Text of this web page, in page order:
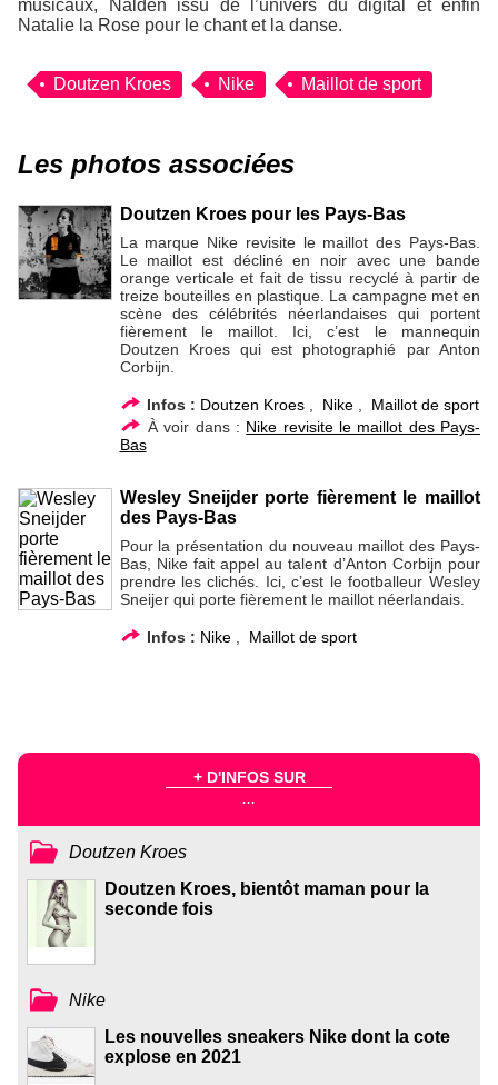
musicaux, Nalden issu de l’univers du digital et enfin
Natalie la Rose pour le chant et la danse.
Doutzen Kroes Nike Maillot de sport
Les photos associées
Doutzen Kroes pour les Pays-Bas
La marque Nike revisite le maillot des Pays-Bas.
Le maillot est décliné en noir avec une bande
orange verticale et fait de tissu recyclé à partir de
treize bouteilles en plastique. La campagne met en
scène des célébrités néerlandaises qui portent
fièrement le maillot. Ici, c’est le mannequin
Doutzen Kroes qui est photographié par Anton
Corbijn.
Infos : Doutzen Kroes, Nike, Maillot de sport
À voir dans : Nike revisite le maillot des Pays-
Bas
Wesley Sneijder porte fièrement le maillot
des Pays-Bas
Pour la présentation du nouveau maillot des Pays-
Bas, Nike fait appel au talent d’Anton Corbijn pour
prendre les clichés. Ici, c’est le footballeur Wesley
Sneijer qui porte fièrement le maillot néerlandais.
Infos : Nike, Maillot de sport
+ D'INFOS SUR
...
Doutzen Kroes
Doutzen Kroes, bientôt maman pour la
seconde fois
Nike
Les nouvelles sneakers Nike dont la cote
explose en 2021